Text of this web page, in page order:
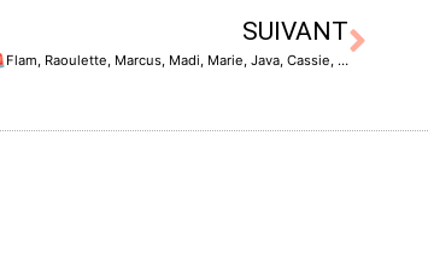
SUIVANT
🚨 Recherche corps de ferme ou adoptants très patients 🚨Flam, Raoulette, Marcus, Madi, Marie, Java, Cassie, Yuni, Topaze, Phoebe, Sky, Prune